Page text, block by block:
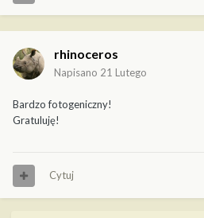
rhinoceros
Napisano 21 Lutego
Bardzo fotogeniczny!
Gratuluję!
Cytuj